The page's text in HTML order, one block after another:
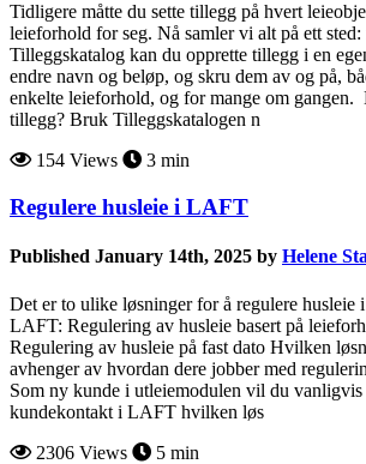
Tidligere måtte du sette tillegg på hvert
leieforhold for seg. Nå samler vi alt på ett sted:
Tilleggskatalog kan du opprette tillegg i en
endre navn og beløp, og skru dem av og på,
enkelte leieforhold, og for mange om gangen.
tillegg? Bruk Tilleggskatalogen n
154 Views
3 min
Regulere husleie i LAFT
Published January 14th, 2025 by Helene
Det er to ulike løsninger for å regulere husleie
LAFT: Regulering av husleie basert på
Regulering av husleie på fast dato Hvilken
avhenger av hvordan dere jobber med
Som ny kunde i utleiemodulen vil du vanligvis
kundekontakt i LAFT hvilken løs
2306 Views
5 min